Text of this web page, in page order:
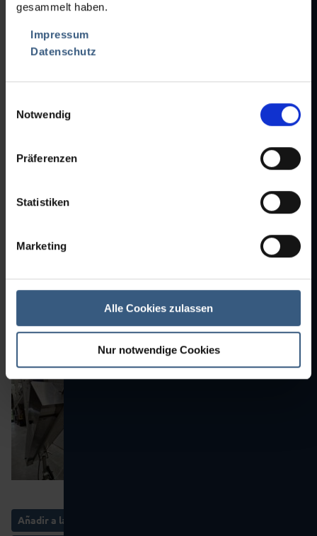
gesammelt haben.
Impressum
Datenschutz
Notwendig
Präferenzen
Statistiken
Marketing
Alle Cookies zulassen
Nur notwendige Cookies
• Inclinación ajustable
• Compartimento para el polvo
• Sin tolva de entrada y salida
• Conexión el. 400V/50Hz
Añadir a la cesta de ofertas